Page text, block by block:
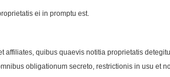
ei in promptu est.
quibus quaevis notitia proprietatis
obligationum secreto, restrictionis in usu et